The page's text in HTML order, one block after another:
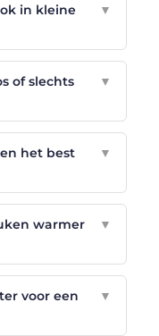
in kleine
▼
of slechts
▼
het best
▼
warmer
▼
voor een
▼